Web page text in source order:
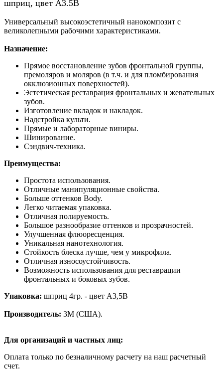
шприц, цвет A3.5B
Универсальный высокоэстетичный нанокомпозит c
великолепными рабочими характеристиками.
Назначение:
Прямое восстановление зубов фронтальной группы,
премоляров и моляров (в т.ч. и для пломбирования
окклюзионных поверхностей).
Эстетическая реставрация фронтальных и жевательных
зубов.
Изготовление вкладок и накладок.
Надстройка культи.
Прямые и лабораторные виниры.
Шинирование.
Сэндвич-техника.
Преимущества:
Простота использования.
Отличные манипуляционные свойства.
Больше оттенков Body.
Легко читаемая упаковка.
Отличная полируемость.
Большое разнообразие оттенков и прозрачностей.
Улучшенная флюоресценция.
Уникальная нанотехнология.
Стойкость блеска лучше, чем у микрофила.
Отличная износоустойчивость.
Возможность использования для реставрации
фронтальных и боковых зубов.
Упаковка: шприц 4гр. - цвет A3,5B
Производитель: 3М (США).
Для организаций и частных лиц:
Оплата только по безналичному расчету на наш расчетный
счет.